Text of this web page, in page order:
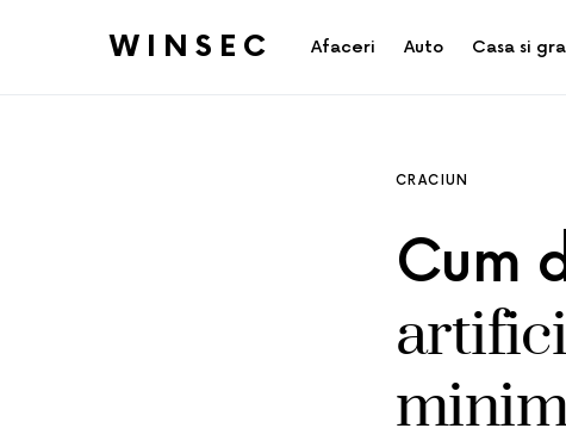
WINSEC Afaceri Auto Casa si
CRACIUN
Cum